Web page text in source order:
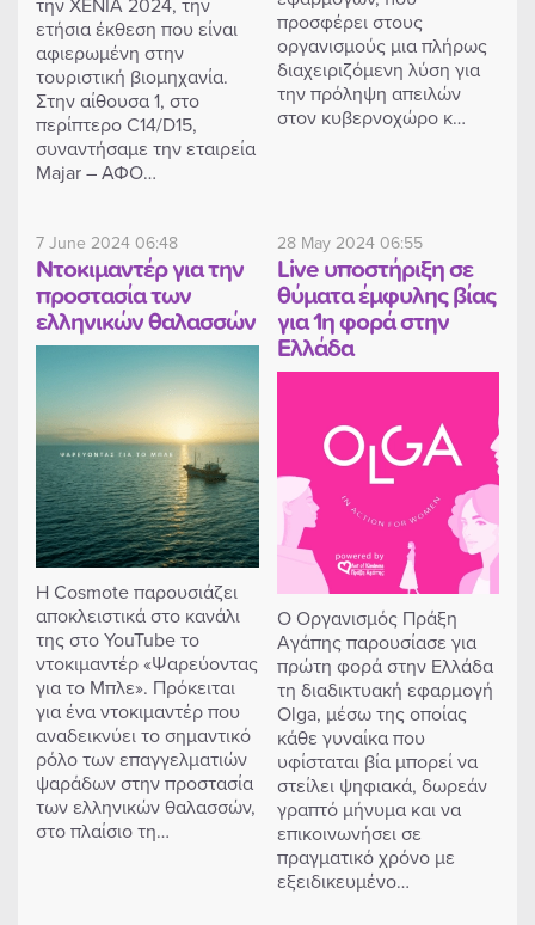
ετήσια έκθεση που είναι
αφιερωμένη στην
τουριστική βιομηχανία.
Στην αίθουσα 1, στο
περίπτερο C14/D15,
συναντήσαμε την εταιρεία
Majar – ΑΦΟ…
προσφέρει στους
οργανισμούς μια πλήρως
διαχειριζόμενη λύση για
την πρόληψη απειλών
στον κυβερνοχώρο κ…
7 June 2024 06:48
Ντοκιμαντέρ για την
προστασία των
ελληνικών θαλασσών
Η Cosmote παρουσιάζει
αποκλειστικά στο κανάλι
της στο YouTube το
ντοκιμαντέρ «Ψαρεύοντας
για το Μπλε». Πρόκειται
για ένα ντοκιμαντέρ που
αναδεικνύει το σημαντικό
ρόλο των επαγγελματιών
ψαράδων στην προστασία
των ελληνικών θαλασσών,
στο πλαίσιο τη…
28 May 2024 06:55
Live υποστήριξη σε
θύματα έμφυλης βίας
για 1η φορά στην
Ελλάδα
Ο Οργανισμός Πράξη
Αγάπης παρουσίασε για
πρώτη φορά στην Ελλάδα
τη διαδικτυακή εφαρμογή
Olga, μέσω της οποίας
κάθε γυναίκα που
υφίσταται βία μπορεί να
στείλει ψηφιακά, δωρεάν
γραπτό μήνυμα και να
επικοινωνήσει σε
πραγματικό χρόνο με
εξειδικευμένο…